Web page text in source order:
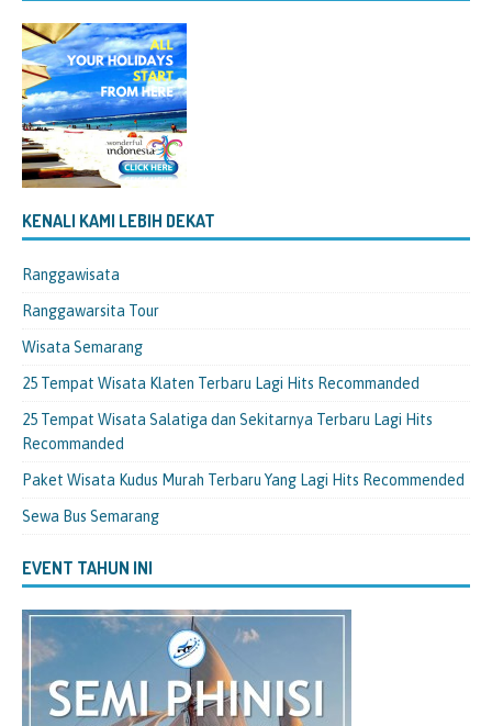
KENALI KAMI LEBIH DEKAT
Ranggawisata
Ranggawarsita Tour
Wisata Semarang
25 Tempat Wisata Klaten Terbaru Lagi Hits Recommanded
25 Tempat Wisata Salatiga dan Sekitarnya Terbaru Lagi Hits
Recommanded
Paket Wisata Kudus Murah Terbaru Yang Lagi Hits Recommended
Sewa Bus Semarang
EVENT TAHUN INI